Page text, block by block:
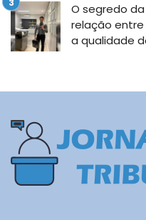
O segredo
relação
a qualidade